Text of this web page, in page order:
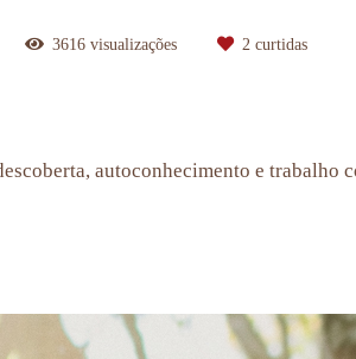
3616 visualizações 2 curtidas
autoconhecimento e trabalho